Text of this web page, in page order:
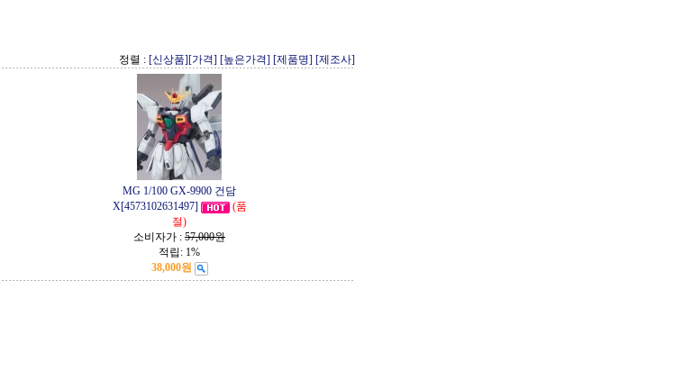
정렬 : [신상품][가격] [높은가격] [제품명] [제조사]
MG 1/100 GX-9900 건담
X[4573102631497]
(품
절)
소비자가 : 57,000원
적립: 1%
38,000원